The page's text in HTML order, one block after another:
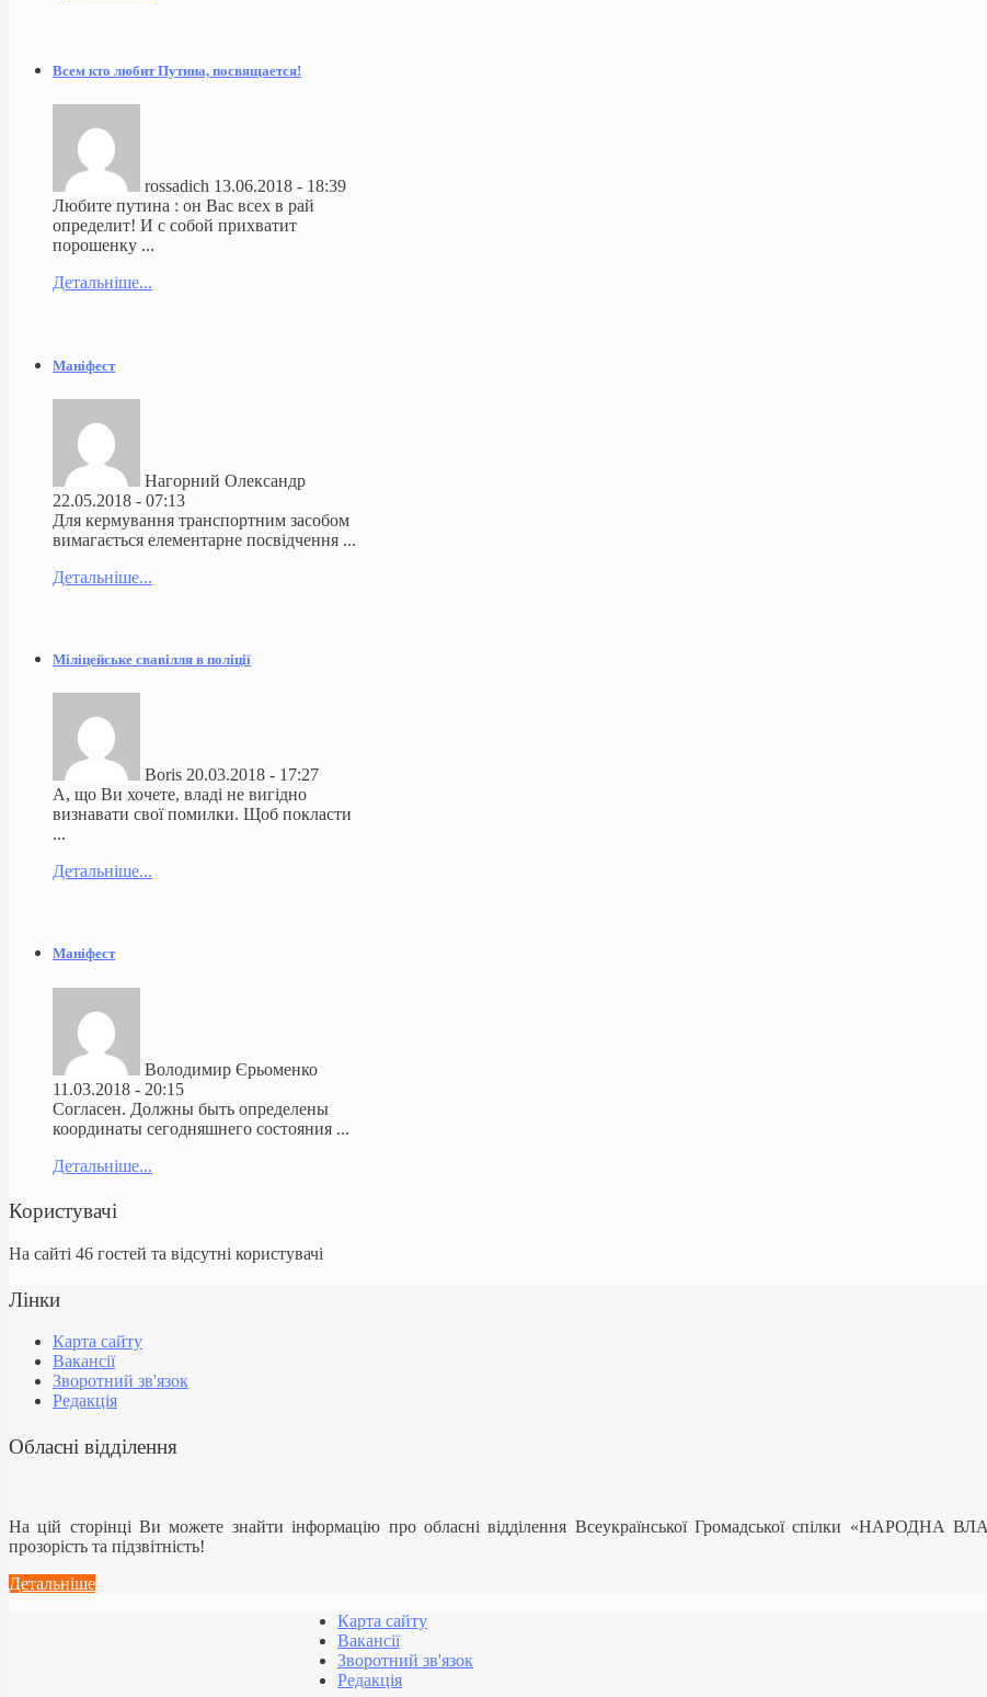
Всем кто любит Путина, посвящается!
rossadich 13.06.2018 - 18:39
Любите путина : он Вас всех в рай
определит! И с собой прихватит
порошенку ...
Детальніше...
Маніфест
Нагорний Олександр
22.05.2018 - 07:13
Для кермування транспортним засобом
вимагається елементарне посвідчення ...
Детальніше...
Міліцейське свавілля в поліції
Boris 20.03.2018 - 17:27
А, що Ви хочете, владі не вигідно
визнавати свої помилки. Щоб покласти
...
Детальніше...
Маніфест
Володимир Єрьоменко
11.03.2018 - 20:15
Согласен. Должны быть определены
координаты сегодняшнего состояния ...
Детальніше...
Користувачі
На сайті 46 гостей та відсутні користувачі
Лінки
Карта сайту
Вакансії
Зворотний зв'язок
Редакція
Обласні відділення
На цій сторінці Ви можете знайти інформацію про обласні відділення Всеукраїнської Громадської спілки «НАРОДНА
прозорість та підзвітність!
Детальніше
Карта сайту
Вакансії
Зворотний зв'язок
Редакція